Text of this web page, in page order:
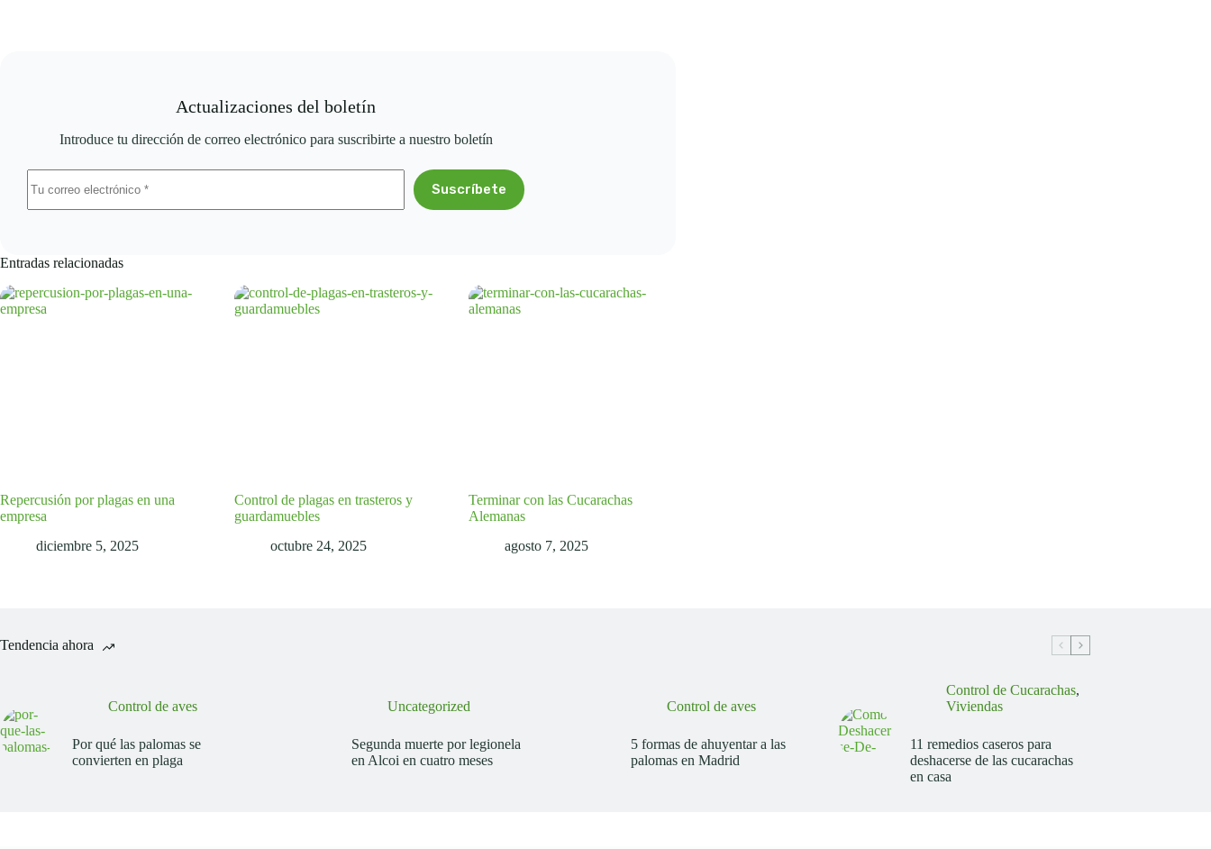
Actualizaciones del boletín
Introduce tu dirección de correo electrónico para suscribirte a nuestro boletín
Suscríbete
Entradas relacionadas
Repercusión por plagas en una
empresa
diciembre 5, 2025
Control de plagas en trasteros y
guardamuebles
octubre 24, 2025
Terminar con las Cucarachas
Alemanas
agosto 7, 2025
Tendencia ahora
Control de aves
Por qué las palomas se
convierten en plaga
Uncategorized
Segunda muerte por legionela
en Alcoi en cuatro meses
Control de aves
5 formas de ahuyentar a las
palomas en Madrid
Control de Cucarachas,
Viviendas
11 remedios caseros para
deshacerse de las cucarachas
en casa